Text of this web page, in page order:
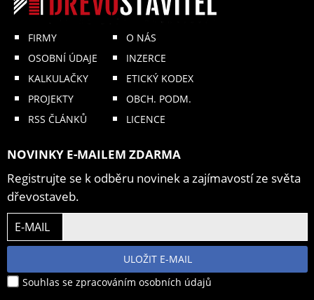
FIRMY
OSOBNÍ ÚDAJE
KALKULAČKY
PROJEKTY
RSS ČLÁNKŮ
O NÁS
INZERCE
ETICKÝ KODEX
OBCH. PODM.
LICENCE
NOVINKY E-MAILEM ZDARMA
Registrujte se k odběru novinek a zajímavostí ze světa
dřevostaveb.
E-MAIL
ULOŽIT E-MAIL
Souhlas se zpracováním osobních údajů